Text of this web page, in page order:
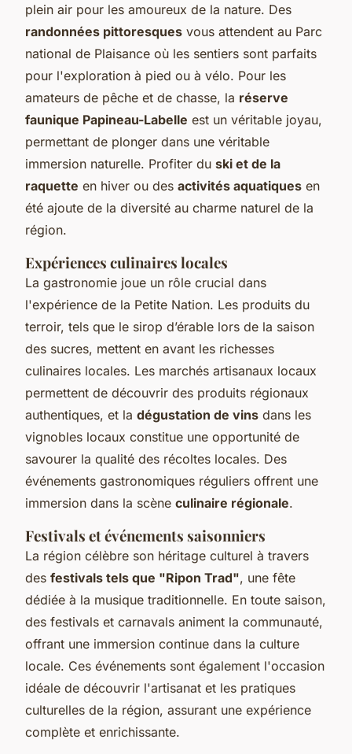
plein air pour les amoureux de la nature. Des
randonnées pittoresques vous attendent au Parc
national de Plaisance où les sentiers sont parfaits
pour l'exploration à pied ou à vélo. Pour les
amateurs de pêche et de chasse, la réserve
faunique Papineau-Labelle est un véritable joyau,
permettant de plonger dans une véritable
immersion naturelle. Profiter du ski et de la
raquette en hiver ou des activités aquatiques en
été ajoute de la diversité au charme naturel de la
région.
Expériences culinaires locales
La gastronomie joue un rôle crucial dans
l'expérience de la Petite Nation. Les produits du
terroir, tels que le sirop d’érable lors de la saison
des sucres, mettent en avant les richesses
culinaires locales. Les marchés artisanaux locaux
permettent de découvrir des produits régionaux
authentiques, et la dégustation de vins dans les
vignobles locaux constitue une opportunité de
savourer la qualité des récoltes locales. Des
événements gastronomiques réguliers offrent une
immersion dans la scène culinaire régionale.
Festivals et événements saisonniers
La région célèbre son héritage culturel à travers
des festivals tels que "Ripon Trad", une fête
dédiée à la musique traditionnelle. En toute saison,
des festivals et carnavals animent la communauté,
offrant une immersion continue dans la culture
locale. Ces événements sont également l'occasion
idéale de découvrir l'artisanat et les pratiques
culturelles de la région, assurant une expérience
complète et enrichissante.